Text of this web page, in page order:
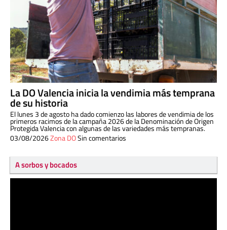
La DO Valencia inicia la vendimia más temprana
de su historia
El lunes 3 de agosto ha dado comienzo las labores de vendimia de los
primeros racimos de la campaña 2026 de la Denominación de Origen
Protegida Valencia con algunas de las variedades más tempranas.
03/08/2026Zona DOSin comentarios
A sorbos y bocados